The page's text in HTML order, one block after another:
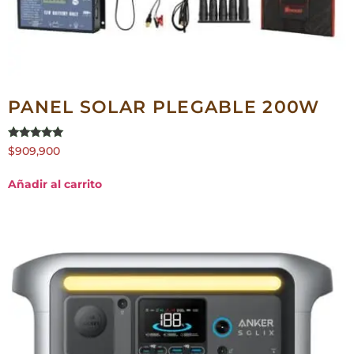
PANEL SOLAR PLEGABLE 200W
Valorado en
5.00
$909,900
Añadir al carrito